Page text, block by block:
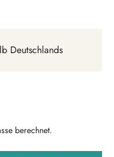
Deutschlands
berechnet.